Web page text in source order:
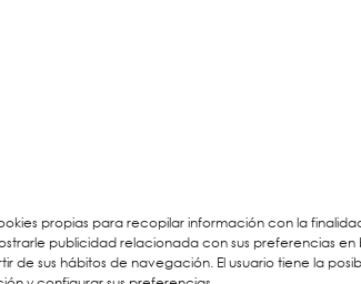
propias para recopilar información con la
publicidad relacionada con sus preferencias en
de sus hábitos de navegación. El usuario tiene la
URKIDE Ikastetxea, School.Política de